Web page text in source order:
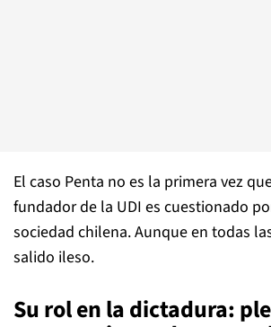
El caso Penta no es la primera vez
fundador de la UDI es cuestionado
sociedad chilena. Aunque en todas
salido ileso.
Su rol en la dictadura: